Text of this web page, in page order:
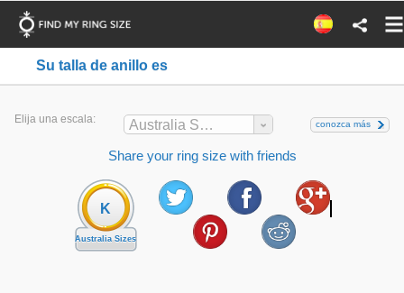
Su talla de anillo es
Elija una escala: Australia Sizes conozca más
Share your ring size with friends
K
Australia Sizes